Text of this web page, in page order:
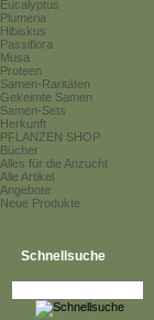
Eucalyptus
Plumeria
Hibiskus
Passiflora
Musa
Proteen
Samen-Raritäten
Gekeimte Samen
Samen-Sets
Herkunft
PFLANZEN SHOP
Bücher
Alles für die Anzucht
Alle Artikel
Angebote
Neue Produkte
Schnellsuche